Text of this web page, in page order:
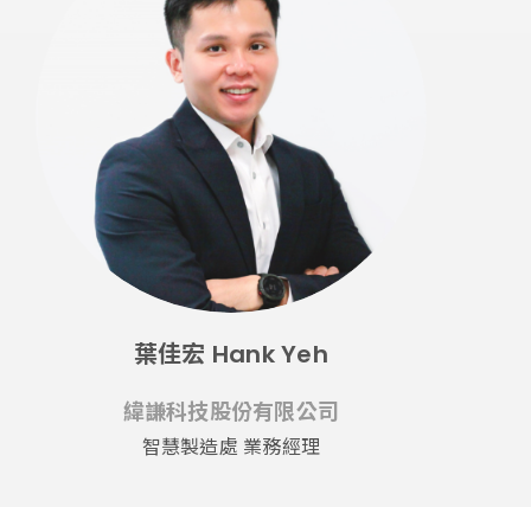
葉佳宏 Hank Yeh
緯謙科技股份有限公司
智慧製造處 業務經理